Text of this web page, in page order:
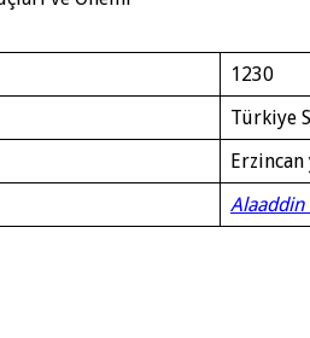
1230
Türkiye
Erzincan
Alaaddin